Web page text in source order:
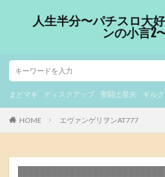
人生半分〜パチスロ大
ンの小言2
まどマギ ディスクアップ 聖闘士星矢 ギル
HOME エヴァンゲリヲンAT777